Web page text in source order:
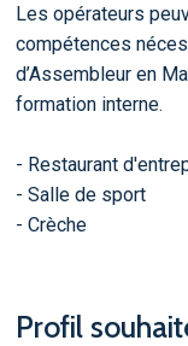
Les opérateurs
compétences
d’Assembleur en
formation interne.
- Restaurant
- Salle de sport
- Crèche
Profil